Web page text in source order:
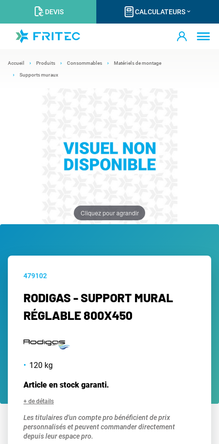
DEVIS CALCULATEURS
Accueil Produits Consommables Matériels de montage
Supports muraux
Cliquez pour agrandir
479102
RODIGAS - SUPPORT MURAL
RÉGLABLE 800X450
120 kg
Article en stock garanti.
+ de détails
Les titulaires d'un compte pro bénéficient de prix
personnalisés et peuvent commander directement
depuis leur espace pro.